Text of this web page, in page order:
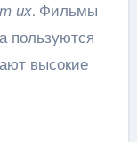
их. Фильмы
пользуются
высокие